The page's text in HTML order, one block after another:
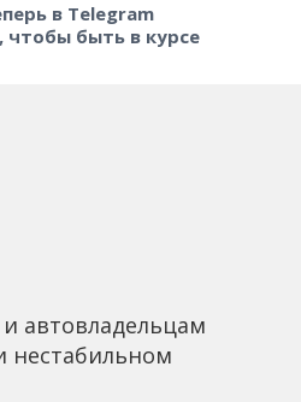
в Telegram
чтобы быть в курсе
автовладельцам
нестабильном